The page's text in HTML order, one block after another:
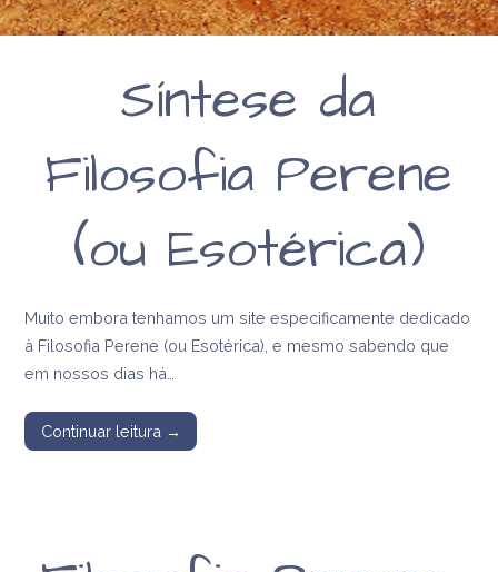
Síntese da
Filosofia Perene
(ou Esotérica)
Muito embora tenhamos um site especificamente dedicado
à Filosofia Perene (ou Esotérica), e mesmo sabendo que
em nossos dias há…
Continuar leitura →